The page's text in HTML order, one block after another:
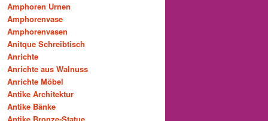
Amphoren Urnen
Amphorenvase
Amphorenvasen
Anitque Schreibtisch
Anrichte
Anrichte aus Walnuss
Anrichte Möbel
Antike Architektur
Antike Bänke